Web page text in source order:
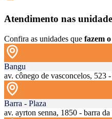
Atendimento nas
Confira as unidades que fazem
Bangu
av. cônego de vasconcelos, 523
Barra - Plaza
av. ayrton senna, 1850 - barra